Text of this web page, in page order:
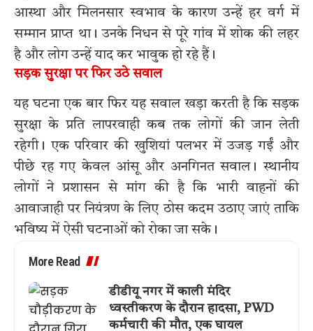
आस्था और मिलनसार स्वभाव के कारण उन्हें हर वर्ग में
सम्मान प्राप्त था। उनके निधन से पूरे गांव में शोक की लहर
है और लोग उन्हें याद कर भावुक हो रहे हैं।
सड़क सुरक्षा पर फिर उठे सवाल
यह घटना एक बार फिर यह सवाल खड़ा करती है कि सड़क
सुरक्षा के प्रति लापरवाही कब तक लोगों की जान लेती
रहेगी। एक परिवार की खुशियां पलभर में उजड़ गईं और
पीछे रह गए केवल आंसू और अनगिनत सवाल। स्थानीय
लोगों ने प्रशासन से मांग की है कि भारी वाहनों की
आवाजाही पर नियंत्रण के लिए ठोस कदम उठाए जाएं ताकि
भविष्य में ऐसी घटनाओं को रोका जा सके।
More Read
डीडीयू नगर में काली मंदिर
ध्वस्तीकरण के दौरान हादसा, PWD
कर्मचारी की मौत, एक घायल